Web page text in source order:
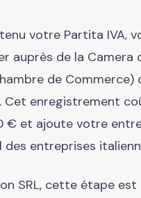
votre Partita IVA,
auprès de la Camera
de Commerce)
Cet enregistrement
€ et ajoute votre
entreprises
SRL, cette étape est